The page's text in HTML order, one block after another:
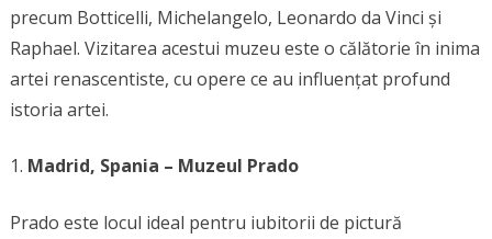
precum Botticelli, Michelangelo, Leonardo da Vinci și
Raphael. Vizitarea acestui muzeu este o călătorie în inima
artei renascentiste, cu opere ce au influențat profund
istoria artei.
Madrid, Spania – Muzeul Prado
Prado este locul ideal pentru iubitorii de pictură